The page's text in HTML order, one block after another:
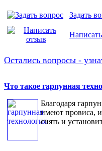
Задать
Остались вопросы -
Что такое гарпунная
Благодаря
имеют провиса,
снять и